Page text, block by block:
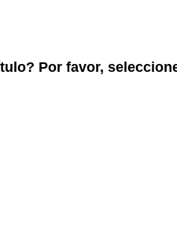
Por favor,